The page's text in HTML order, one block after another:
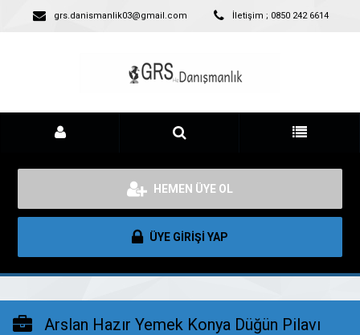
grs.danismanlik03@gmail.com İletişim ; 0850 242 6614
HEMEN ÜYE OL
ÜYE GİRİŞİ YAP
Arslan Hazır Yemek Konya Düğün Pilavı